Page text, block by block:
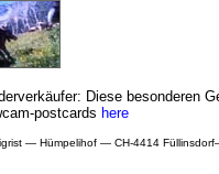
Diese besonderen
postcards here
— Hümpelihof — CH-4414